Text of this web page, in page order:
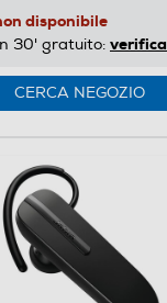
disponibile
30' gratuito: verifica
CERCA NEGOZIO